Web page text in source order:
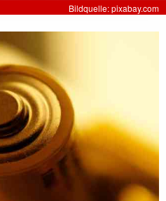
Bildquelle: pixabay.com